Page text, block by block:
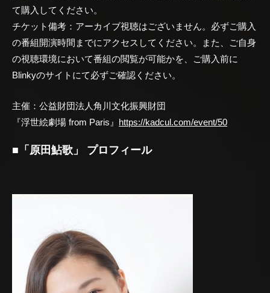
て購入してください。
チケット備考：アーカイブ視聴はございません。必ずご購入
の番組開演時間までにアクセスしてください。また、ご自身
の視聴環境において番組の閲覧が可能かを、ご購入前に
Blinkyのサイトにて必ずご確認ください。
主催：公益財団法人角川文化振興財団
『浮世絵劇場 from Paris』 https://kadcul.com/event/50
■「原田鮎歌」 プロフィール